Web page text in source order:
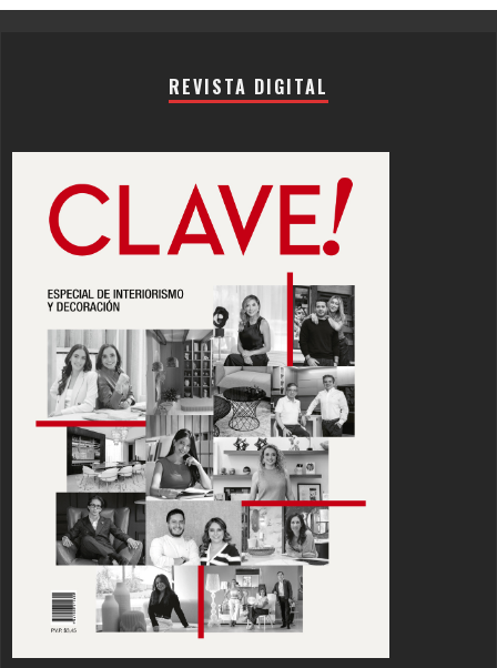
REVISTA DIGITAL